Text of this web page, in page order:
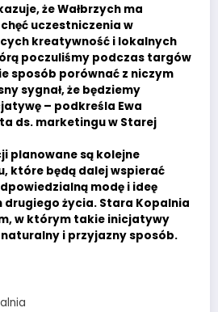
że Wałbrzych ma
uczestniczenia w
kreatywność i lokalnych
poczuliśmy podczas targów
sposób porównać z niczym
sygnał, że będziemy
– podkreśla Ewa
ds. marketingu w Starej
planowane są kolejne
które będą dalej wspierać
modę i ideę
drugiego życia. Stara Kopalnia
w którym takie inicjatywy
i przyjazny sposób.